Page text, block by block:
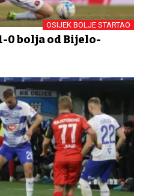
OSIJEK BOLJE STARTAO
0 bolja od Bijelo-